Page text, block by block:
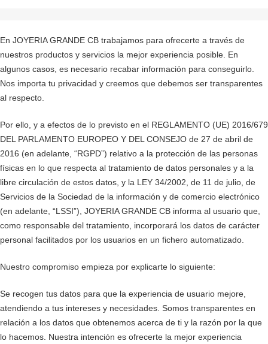
En JOYERIA GRANDE CB trabajamos para ofrecerte a través de
nuestros productos y servicios la mejor experiencia posible. En
algunos casos, es necesario recabar información para conseguirlo.
Nos importa tu privacidad y creemos que debemos ser transparentes
al respecto.
Por ello, y a efectos de lo previsto en el REGLAMENTO (UE) 2016/679
DEL PARLAMENTO EUROPEO Y DEL CONSEJO de 27 de abril de
2016 (en adelante, “RGPD”) relativo a la protección de las personas
físicas en lo que respecta al tratamiento de datos personales y a la
libre circulación de estos datos, y la LEY 34/2002, de 11 de julio, de
Servicios de la Sociedad de la información y de comercio electrónico
(en adelante, “LSSI”), JOYERIA GRANDE CB informa al usuario que,
como responsable del tratamiento, incorporará los datos de carácter
personal facilitados por los usuarios en un fichero automatizado.
Nuestro compromiso empieza por explicarte lo siguiente:
Se recogen tus datos para que la experiencia de usuario mejore,
atendiendo a tus intereses y necesidades. Somos transparentes en
relación a los datos que obtenemos acerca de ti y la razón por la que
lo hacemos. Nuestra intención es ofrecerte la mejor experiencia